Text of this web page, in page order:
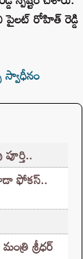
పైలట్‌ రోహిత్‌ రెడ్డి
స్వాధీనం
ఫోకస్..
శ్రీధర్